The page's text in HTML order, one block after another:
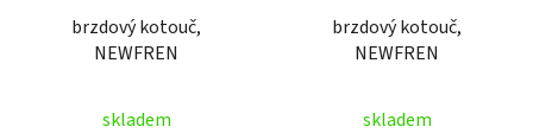
brzdový kotouč,
NEWFREN
skladem
brzdový kotouč,
NEWFREN
skladem